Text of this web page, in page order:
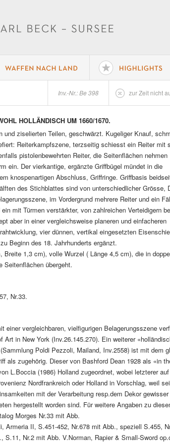
zur Zeit nicht
Inv.-Nr.: Be 398
HOLLÄNDISCH UM 1660/1670.
ziselierten Teilen, geschwärzt. Kugeliger Knauf,
Reiterkampfszene, terzseitig schiesst ein Reiter mit
pistolenbewehrten Reiter, die Seitenflächen nehmen
ein. Der vierkantige, ergänzte Griffbügel mündet in die
knospenartigen Abschluss, Griffringe. Griffbasis
des Stichblattes sind von unterschiedlicher Grösse,
im Vordergrund mehrere Reiter und ein
mit Türmen verstärkter, von zahlreichen Verteidigern
aber in einer vergleichsweise planeren und einfacheren
vier dünnen, vertikal eingesetzten
Beginn des 18. Jahrhunderts ergänzt.
1,3 cm), volle Wurzel ( Länge 4,5 cm), die in
Seitenflächen übergeht.
Nr.33.
einer vergleichbaren, vielfigurigen Belagerungsszene
in New York (Inv.26.145.270). Ein weiterer
Poldi Pezzoli, Mailand, Inv.2558) ist mit dem
als zugehörig. Dieser von Bashford Dean 1928 als «in
L.Boccia (1986) Holland zugeordnet, wobei letzterer
Nordfrankreich oder Holland in Vorschlag, weil
mit der Verarbeitung resp.dem Dekor gewisser
hergestellt worden sind. Für weitere Angaben zu
Morges Nr.33 mit Abb.
Armeria II, S.451-452, Nr.678 mit Abb., speziell S.455,
S.11, Nr.2 mit Abb. V.Norman, Rapier & Small-Sword